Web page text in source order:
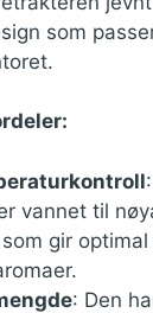
som
vannet til
gir
: Den